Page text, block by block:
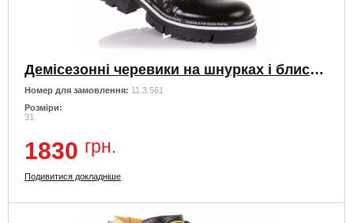
Демісезонні черевики на шнурках і блискавки
Номер для замовлення: 11.3.561
Розміри:
31
1830 грн.
Подивитися докладніше